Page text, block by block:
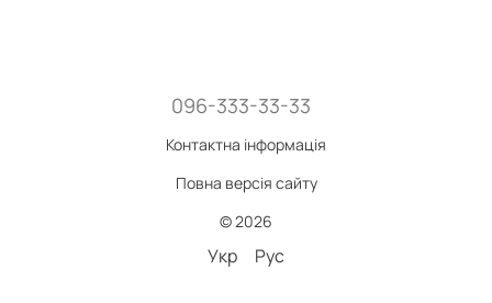
096-333-33-33
Контактна інформація
Повна версія сайту
© 2026
Укр Рус